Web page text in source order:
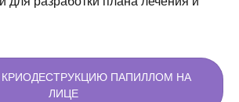
ПАПИЛЛОМ НА
ЛИЦЕ